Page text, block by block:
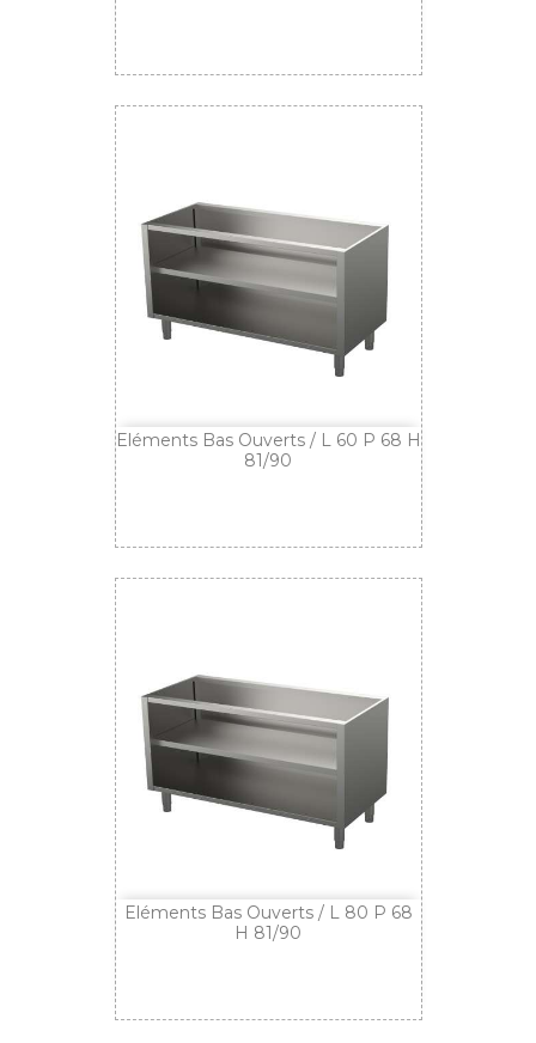
Eléments Bas Ouverts / L 60 P 68 H
81/90
Eléments Bas Ouverts / L 80 P 68
H 81/90